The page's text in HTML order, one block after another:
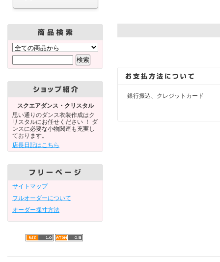
スクエアダンス・クリスタル
思い通りのダンス衣装作成はク
リスタルにお任せください ！ ダ
ンスに必要な小物関連も充実し
ております。
店長日記はこちら
サイトマップ
フルオーダーについて
オーダー採寸方法
銀行振込、クレジットカード